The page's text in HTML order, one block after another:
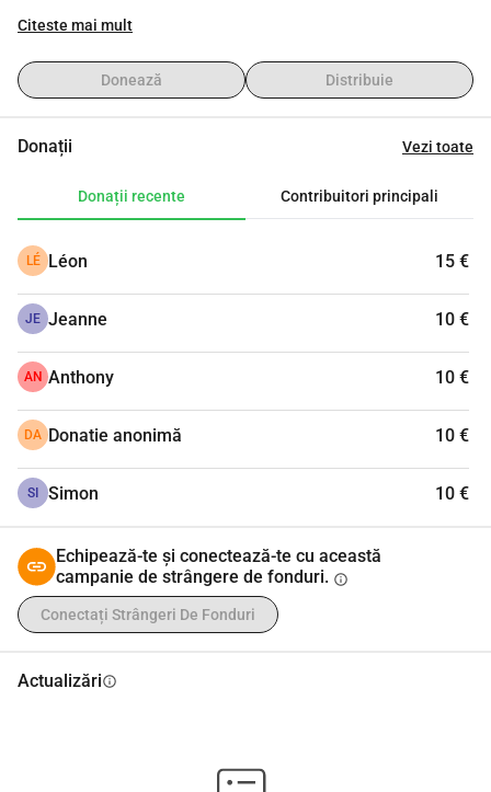
termenele destul de strânse, cota va rămâne deschisă până
Citeste mai mult
Donează Distribuie
Donații Vezi toate
Donații recente Contribuitori principali
LÉ Léon 15 €
JE Jeanne 10 €
AN Anthony 10 €
DA Donatie anonimă 10 €
SI Simon 10 €
Echipează-te și conectează-te cu această
campanie de strângere de fonduri. info
Conectați Strângeri De Fonduri
Actualizăriinfo